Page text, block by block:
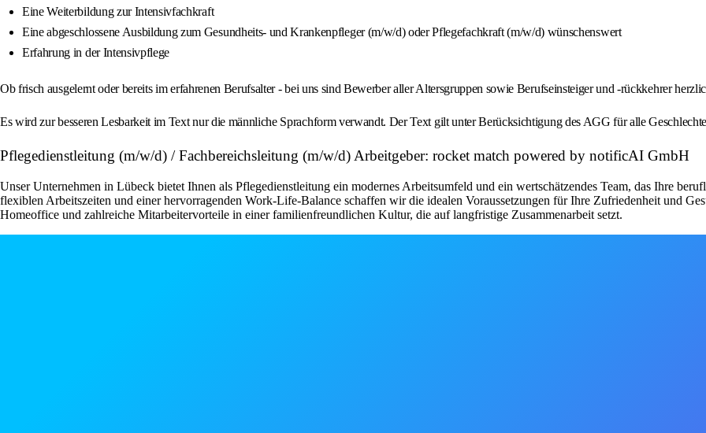
Eine Weiterbildung zur Intensivfachkraft
Eine abgeschlossene Ausbildung zum Gesundheits- und Krankenpfleger (m/w/d) oder Pflegefachkraft (m/w/d) wünschenswert
Erfahrung in der Intensivpflege
Ob frisch ausgelernt oder bereits im erfahrenen Berufsalter - bei uns sind Bewerber aller Altersgruppen sowie Berufseinsteiger und -rückkehrer
Es wird zur besseren Lesbarkeit im Text nur die männliche Sprachform verwandt. Der Text gilt unter Berücksichtigung des AGG für alle
Pflegedienstleitung (m/w/d) / Fachbereichsleitung (m/w/d) Arbeitgeber: rocket match powered by notificAI GmbH
Unser Unternehmen in Lübeck bietet Ihnen als Pflegedienstleitung ein modernes Arbeitsumfeld und ein wertschätzendes Team, das Ihre
flexiblen Arbeitszeiten und einer hervorragenden Work-Life-Balance schaffen wir die idealen Voraussetzungen für Ihre Zufriedenheit und
Homeoffice und zahlreiche Mitarbeitervorteile in einer familienfreundlichen Kultur, die auf langfristige Zusammenarbeit setzt.